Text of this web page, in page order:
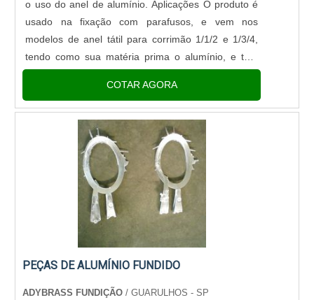
o uso do anel de alumínio. Aplicações O produto é
usado na fixação com parafusos, e vem nos
modelos de anel tátil para corrimão 1/1/2 e 1/3/4,
tendo como sua matéria prima o alumínio, e tem
produto é tornar ....
COTAR AGORA
PEÇAS DE ALUMÍNIO FUNDIDO
ADYBRASS FUNDIÇÃO / GUARULHOS - SP